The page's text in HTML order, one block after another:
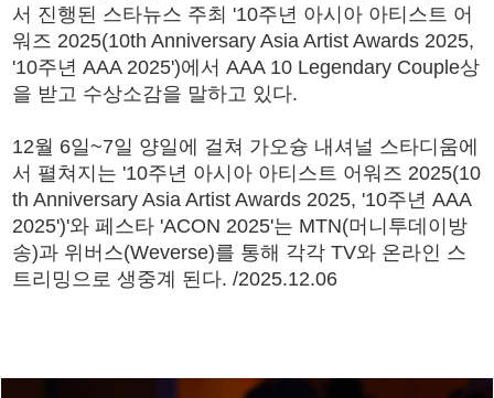
서 진행된 스타뉴스 주최 '10주년 아시아 아티스트 어
워즈 2025(10th Anniversary Asia Artist Awards 2025,
'10주년 AAA 2025')에서 AAA 10 Legendary Couple상
을 받고 수상소감을 말하고 있다.
12월 6일~7일 양일에 걸쳐 가오슝 내셔널 스타디움에
서 펼쳐지는 '10주년 아시아 아티스트 어워즈 2025(10
th Anniversary Asia Artist Awards 2025, '10주년 AAA
2025')'와 페스타 'ACON 2025'는 MTN(머니투데이방
송)과 위버스(Weverse)를 통해 각각 TV와 온라인 스
트리밍으로 생중계 된다. /2025.12.06